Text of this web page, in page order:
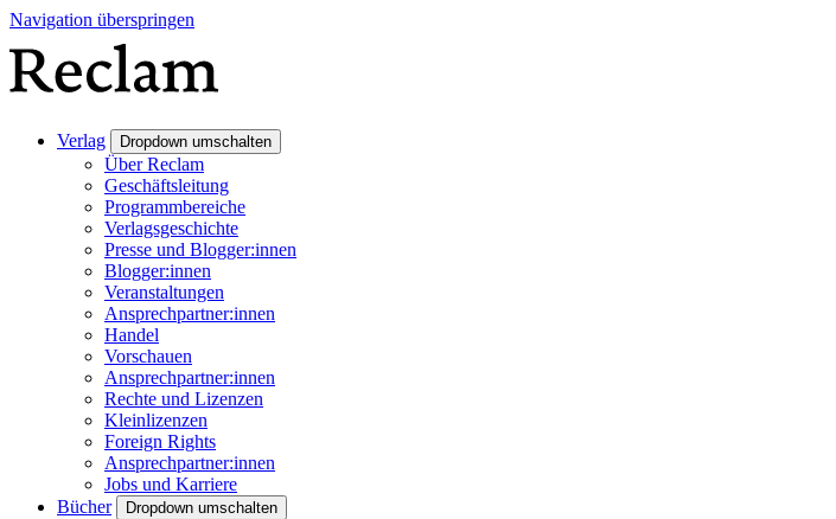
Navigation überspringen
Verlag Dropdown umschalten
Über Reclam
Geschäftsleitung
Programmbereiche
Verlagsgeschichte
Presse und Blogger:innen
Blogger:innen
Veranstaltungen
Ansprechpartner:innen
Handel
Vorschauen
Ansprechpartner:innen
Rechte und Lizenzen
Kleinlizenzen
Foreign Rights
Ansprechpartner:innen
Jobs und Karriere
Bücher
Dropdown umschalten